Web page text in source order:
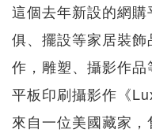
這個去年新設的網
俱、擺設等家居裝
作，雕塑、攝影作
平板印刷攝影作《
來自一位美國藏家